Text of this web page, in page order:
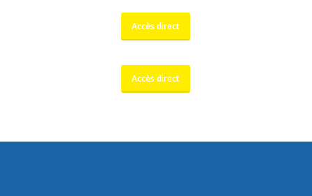
Accès direct
Accès direct